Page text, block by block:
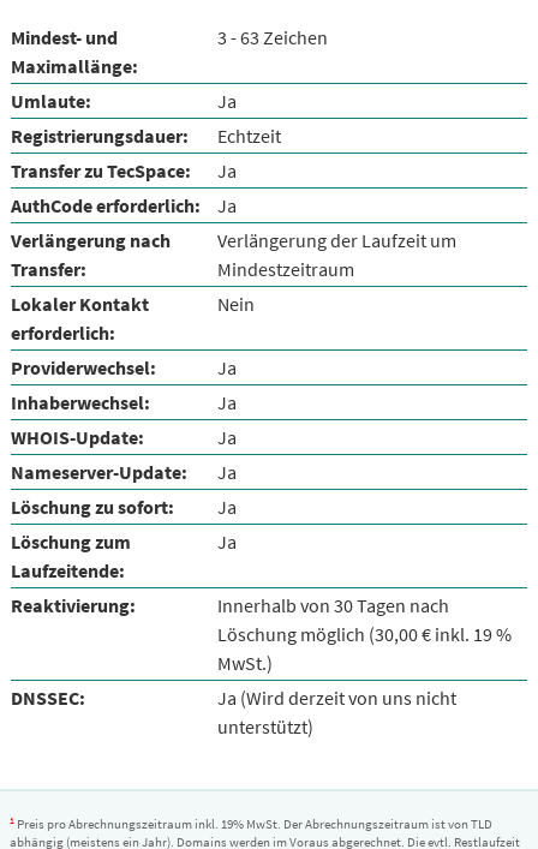
Mindest- und
Maximallänge:
3 - 63 Zeichen
Umlaute:
Ja
Registrierungsdauer:
Echtzeit
Transfer zu TecSpace:
Ja
AuthCode erforderlich:
Ja
Verlängerung nach
Transfer:
Verlängerung der Laufzeit um
Mindestzeitraum
Lokaler Kontakt
erforderlich:
Nein
Providerwechsel:
Ja
Inhaberwechsel:
Ja
WHOIS-Update:
Ja
Nameserver-Update:
Ja
Löschung zu sofort:
Ja
Löschung zum
Laufzeitende:
Ja
Reaktivierung:
Innerhalb von 30 Tagen nach
Löschung möglich (30,00 € inkl. 19 %
MwSt.)
DNSSEC:
Ja (Wird derzeit von uns nicht
unterstützt)
1Preis pro Abrechnungszeitraum inkl. 19% MwSt. Der Abrechnungszeitraum ist von TLD
abhängig (meistens ein Jahr). Domains werden im Voraus abgerechnet. Die evtl. Restlaufzeit